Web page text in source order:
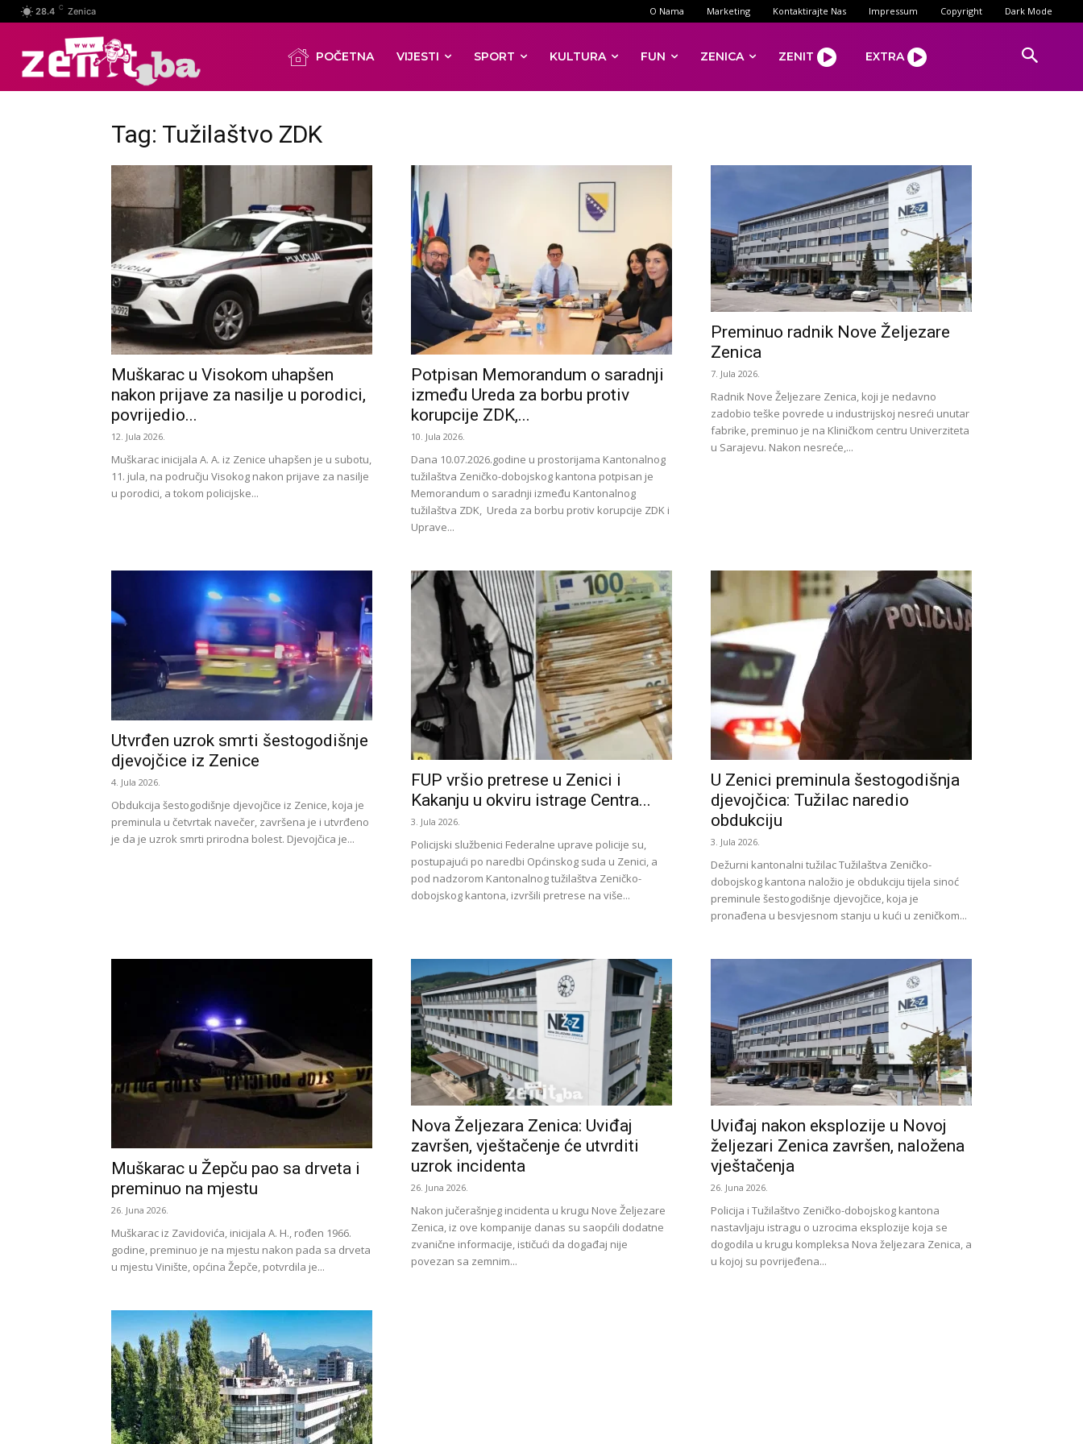
28.4 C Zenica O Nama Marketing Kontaktirajte Nas Impressum Copyright Dark Mode
POČETNA VIJESTI SPORT KULTURA FUN ZENICA ZENIT EXTRA
Tag: Tužilaštvo ZDK
Muškarac u Visokom uhapšen
nakon prijave za nasilje u porodici,
povrijedio...
12. Jula 2026.
Muškarac inicijala A. A. iz Zenice uhapšen je u subotu,
11. jula, na području Visokog nakon prijave za nasilje
u porodici, a tokom policijske...
Potpisan Memorandum o saradnji
između Ureda za borbu protiv
korupcije ZDK,...
10. Jula 2026.
Dana 10.07.2026.godine u prostorijama Kantonalnog
tužilaštva Zeničko-dobojskog kantona potpisan je
Memorandum o saradnji između Kantonalnog
tužilaštva ZDK, Ureda za borbu protiv korupcije ZDK i
Uprave...
Preminuo radnik Nove Željezare
Zenica
7. Jula 2026.
Radnik Nove Željezare Zenica, koji je nedavno
zadobio teške povrede u industrijskoj nesreći unutar
fabrike, preminuo je na Kliničkom centru Univerziteta
u Sarajevu. Nakon nesreće,...
Utvrđen uzrok smrti šestogodišnje
djevojčice iz Zenice
4. Jula 2026.
Obdukcija šestogodišnje djevojčice iz Zenice, koja je
preminula u četvrtak navečer, završena je i utvrđeno
je da je uzrok smrti prirodna bolest. Djevojčica je...
FUP vršio pretrese u Zenici i
Kakanju u okviru istrage Centra...
3. Jula 2026.
Policijski službenici Federalne uprave policije su,
postupajući po naredbi Općinskog suda u Zenici, a
pod nadzorom Kantonalnog tužilaštva Zeničko-
dobojskog kantona, izvršili pretrese na više...
U Zenici preminula šestogodišnja
djevojčica: Tužilac naredio
obdukciju
3. Jula 2026.
Dežurni kantonalni tužilac Tužilaštva Zeničko-
dobojskog kantona naložio je obdukciju tijela sinoć
preminule šestogodišnje djevojčice, koja je
pronađena u besvjesnom stanju u kući u zeničkom...
Muškarac u Žepču pao sa drveta i
preminuo na mjestu
26. Juna 2026.
Muškarac iz Zavidovića, inicijala A. H., rođen 1966.
godine, preminuo je na mjestu nakon pada sa drveta
u mjestu Vinište, općina Žepče, potvrdila je...
Nova Željezara Zenica: Uviđaj
završen, vještačenje će utvrditi
uzrok incidenta
26. Juna 2026.
Nakon jučerašnjeg incidenta u krugu Nove Željezare
Zenica, iz ove kompanije danas su saopćili dodatne
zvanične informacije, ističući da događaj nije
povezan sa zemnim...
Uviđaj nakon eksplozije u Novoj
željezari Zenica završen, naložena
vještačenja
26. Juna 2026.
Policija i Tužilaštvo Zeničko-dobojskog kantona
nastavljaju istragu o uzrocima eksplozije koja se
dogodila u krugu kompleksa Nova željezara Zenica, a
u kojoj su povrijeđena...